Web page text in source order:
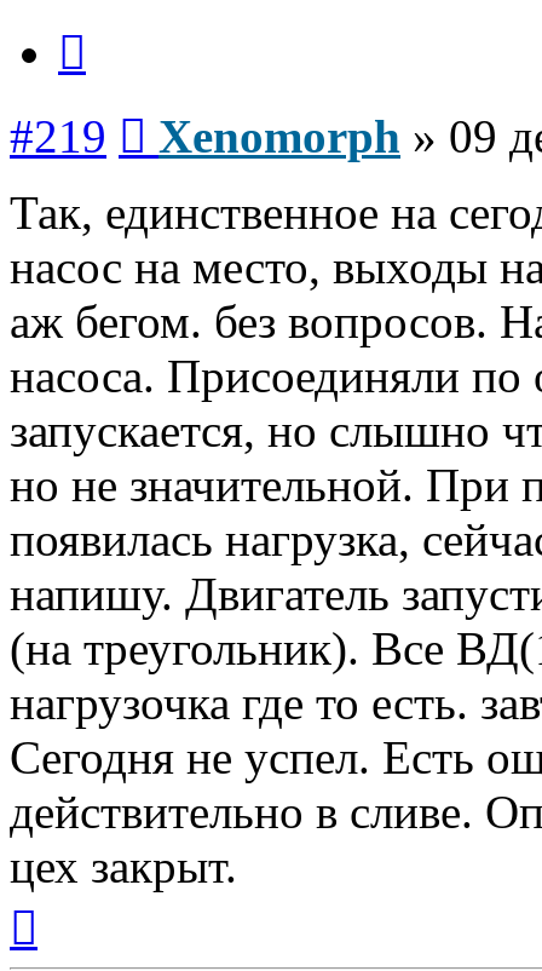
#219 Xenomorph » 09
Так, единственное на
насос на место, выходы
аж бегом. без вопросов.
насоса. Присоединяли по
запускается, но слышно
но не значительной. При
появилась нагрузка,
напишу. Двигатель
(на треугольник). Все
нагрузочка где то есть.
Сегодня не успел. Есть
действительно в сливе.
цех закрыт.
началу